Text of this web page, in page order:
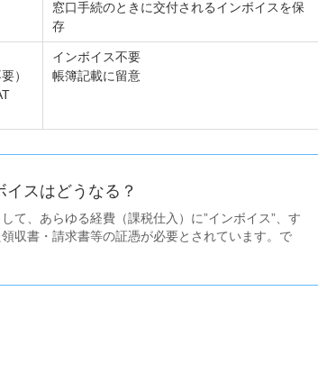
窓口手続のときに交付されるインボイスを保
存
）
インボイス不要
帳簿記載に留意
スはどうなる？
て、あらゆる経費（課税仕入）に”インボイス”、す
収書・請求書等の証憑が必要とされています。で